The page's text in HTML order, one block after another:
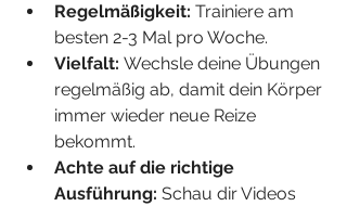
Regelmäßigkeit: Trainiere am
besten 2-3 Mal pro Woche.
Vielfalt: Wechsle deine Übungen
regelmäßig ab, damit dein Körper
immer wieder neue Reize
bekommt.
Achte auf die richtige
Ausführung: Schau dir Videos